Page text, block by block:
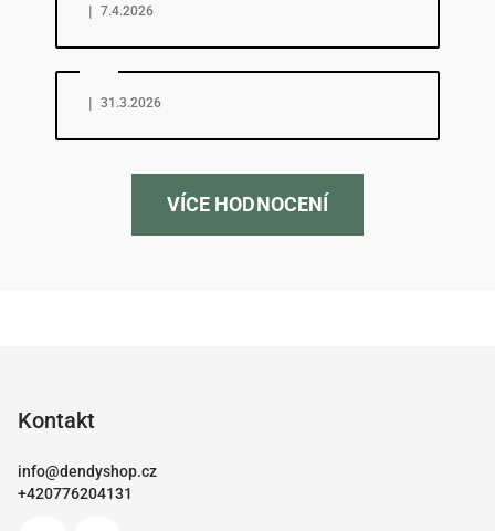
| 7.4.2026
Hodnocení obchodu je 5 z 5 hvězdiček.
| 31.3.2026
VÍCE HODNOCENÍ
Kontakt
info@dendyshop.cz
+420776204131